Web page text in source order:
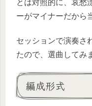
とは対照的に、哀愁
ーがマイナーだから
セッションで演奏さ
たので、選曲してみ
編成形式